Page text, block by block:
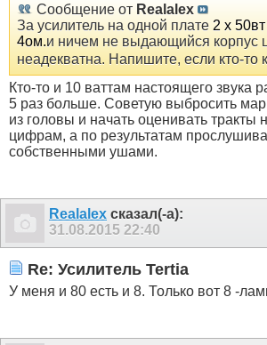
Сообщение от Realalex
За усилитель на одной плате 2 х
4ом.и ничем не выдающийся корпус
неадекватна. Напишите, если кто-то
Кто-то и 10 ваттам настоящего звука
5 раз больше. Советую выбросить
из головы и начать оценивать тракты
цифрам, а по результатам
собственными ушами.
Realalex сказал(-а):
31.08.2015 22:40
Re: Усилитель Tertia
У меня и 80 есть и 8. Только вот 8 -